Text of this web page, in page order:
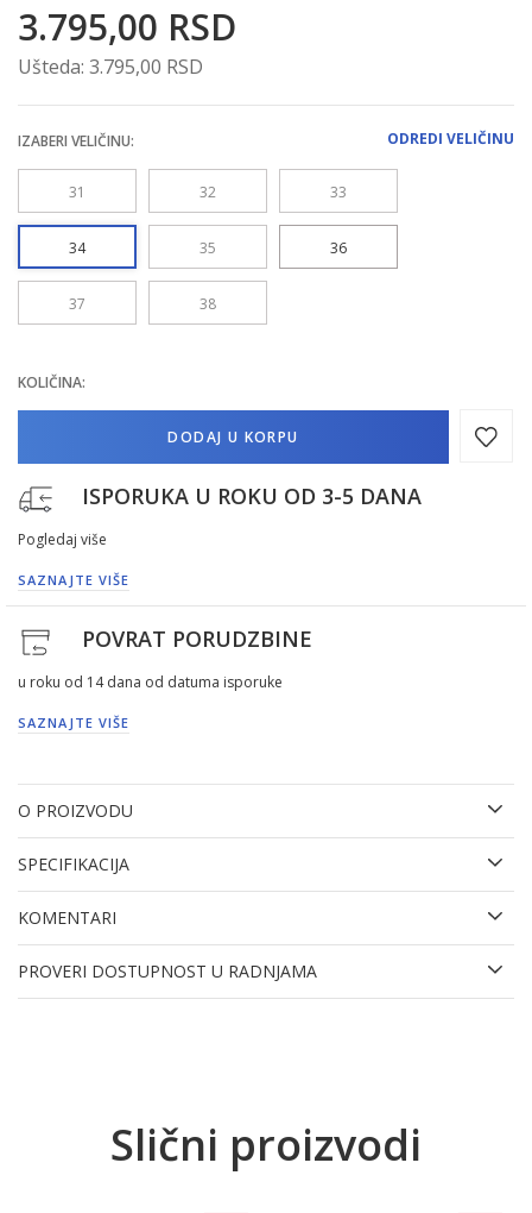
3.795,00 RSD
Ušteda: 3.795,00 RSD
ODREDI VELIČINU
IZABERI VELIČINU:
31 32 33
34 35 36
37 38
KOLIČINA:
DODAJ U KORPU
ISPORUKA U ROKU OD 3-5 DANA
Pogledaj više
SAZNAJTE VIŠE
POVRAT PORUDZBINE
u roku od 14 dana od datuma isporuke
SAZNAJTE VIŠE
O PROIZVODU
SPECIFIKACIJA
KOMENTARI
PROVERI DOSTUPNOST U RADNJAMA
Slični proizvodi